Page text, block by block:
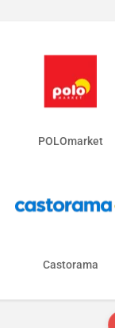
POLOmarket
Castorama